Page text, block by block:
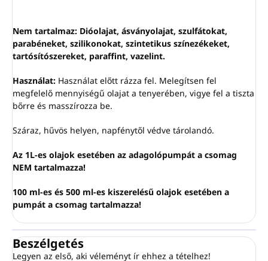
Nem tartalmaz: Dióolajat, ásványolajat, szulfátokat,
parabéneket, szilikonokat, szintetikus színezékeket,
tartósítószereket, paraffint, vazelint.
Használat: Használat előtt rázza fel. Melegítsen fel
megfelelő mennyiségű olajat a tenyerében, vigye fel a tiszta
bőrre és masszírozza be.
Száraz, hűvös helyen, napfénytől védve tárolandó.
Az 1L-es olajok esetében az adagolópumpát a csomag
NEM tartalmazza!
100 ml-es és 500 ml-es kiszerelésű olajok esetében a
pumpát a csomag tartalmazza!
Beszélgetés
Legyen az első, aki véleményt ír ehhez a tételhez!